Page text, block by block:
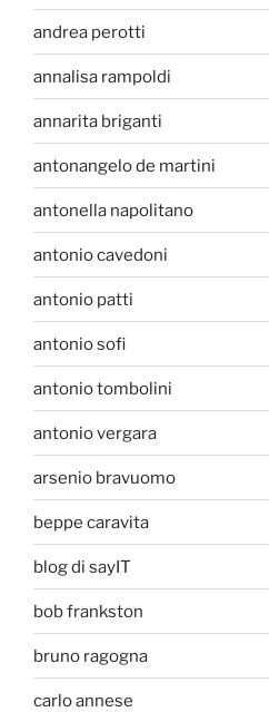
andrea perotti
annalisa rampoldi
annarita briganti
antonangelo de martini
antonella napolitano
antonio cavedoni
antonio patti
antonio sofi
antonio tombolini
antonio vergara
arsenio bravuomo
beppe caravita
blog di sayIT
bob frankston
bruno ragogna
carlo annese